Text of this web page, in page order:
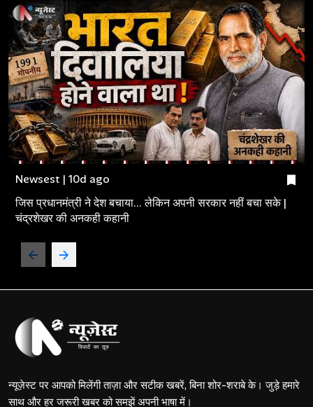
Newsest | 10d ago
जिस प्रधानमंत्री ने देश बचाया... लेकिन अपनी सरकार नहीं बचा सके |
चंद्रशेखर की अनकही कहानी
न्यूज़ेस्ट पर आपको मिलेंगी ताज़ा और सटीक खबरें, बिना शोर-शराबे के। जुड़े हमारे
साथ और हर जरूरी खबर को समझें अपनी भाषा में।